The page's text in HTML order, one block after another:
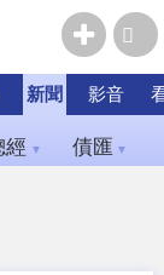
新聞 影音
經 ▼ 債匯 ▼